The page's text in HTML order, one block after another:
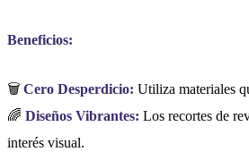
Beneficios:
🗑️ Cero Desperdicio: Utiliza materiales
🌈 Diseños Vibrantes: Los recortes de
interés visual.